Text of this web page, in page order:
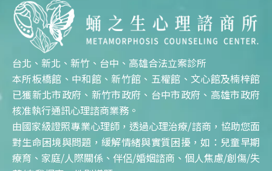
台北、新北、新竹、台中、高雄合法立案診所
本所板橋館、中和館、新竹館、五權館、文心館及楠梓館
已獲新北市政府、新竹市政府、台中市政府、高雄市政府
核准執行通訊心理諮商業務。
由國家級證照專業心理師，透過心理治療/諮商，協助您面
對生命困境與問題，緩解情緒與實質困擾，如：兒童早期
療育、家庭/人際關係、伴侶/婚姻諮商、個人焦慮/創傷/失